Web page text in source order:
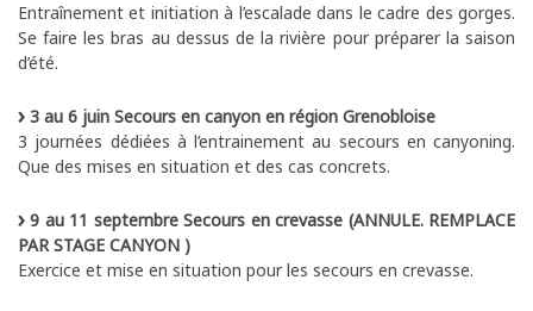
Entraînement et initiation à l’escalade dans le cadre des gorges.
Se faire les bras au dessus de la rivière pour préparer la saison
d’été.
3 au 6 juin Secours en canyon en région Grenobloise
3 journées dédiées à l’entrainement au secours en canyoning.
Que des mises en situation et des cas concrets.
9 au 11 septembre Secours en crevasse (ANNULE. REMPLACE
PAR STAGE CANYON )
Exercice et mise en situation pour les secours en crevasse.